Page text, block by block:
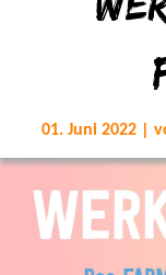
01. Juni 2022 |